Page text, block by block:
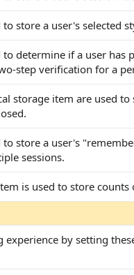
store a user's selected
to determine if a user
step verification for a
storage item are used
to store a user's
sessions.
is used to store
by setting